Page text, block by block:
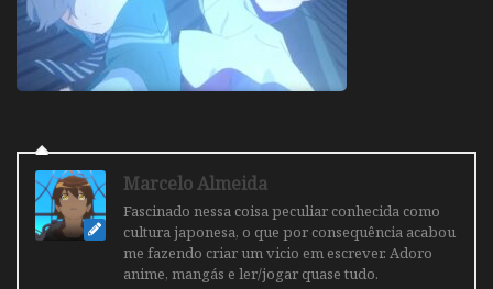
Marcelo Almeida
Fascinado nessa coisa peculiar conhecida como
cultura japonesa, o que por consequência acabou
me fazendo criar um vicio em escrever. Adoro
anime, mangás e ler/jogar quase tudo.